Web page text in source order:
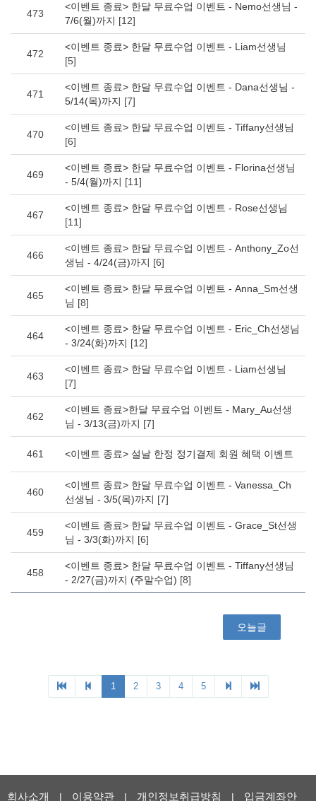
회사소개 | 이용약관 | 개인정보취급방침 | 입금계좌안